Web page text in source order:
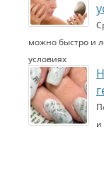
можно быстро и
условиях
и